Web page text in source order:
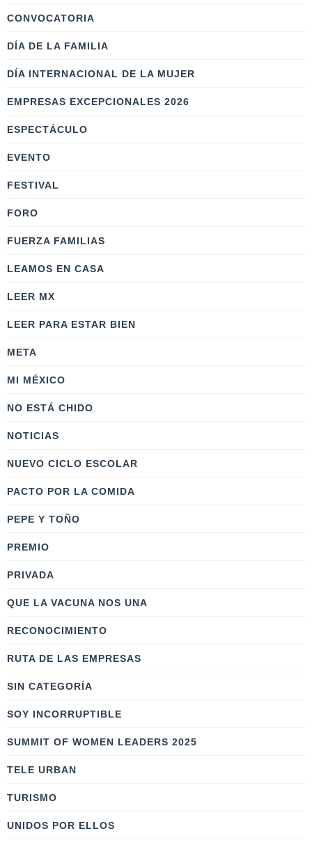
CONVOCATORIA
DÍA DE LA FAMILIA
DÍA INTERNACIONAL DE LA MUJER
EMPRESAS EXCEPCIONALES 2026
ESPECTÁCULO
EVENTO
FESTIVAL
FORO
FUERZA FAMILIAS
LEAMOS EN CASA
LEER MX
LEER PARA ESTAR BIEN
META
MI MÉXICO
NO ESTÁ CHIDO
NOTICIAS
NUEVO CICLO ESCOLAR
PACTO POR LA COMIDA
PEPE Y TOÑO
PREMIO
PRIVADA
QUE LA VACUNA NOS UNA
RECONOCIMIENTO
RUTA DE LAS EMPRESAS
SIN CATEGORÍA
SOY INCORRUPTIBLE
SUMMIT OF WOMEN LEADERS 2025
TELE URBAN
TURISMO
UNIDOS POR ELLOS